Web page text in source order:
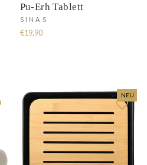
Pu-Erh Tablett
SINAS
€19,90
NEU